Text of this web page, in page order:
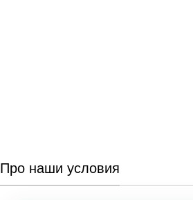
Про наши условия